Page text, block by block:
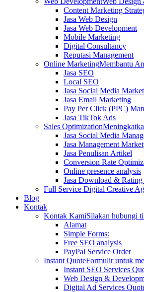
Content Marketing
Jasa Web Design
Jasa Web Development
Mobile Marketing
Digital Consultancy
Reputasi Management
Online MarketingMembantu
Jasa SEO
Local SEO
Jasa Social Media
Jasa Email Marketing
Pay Per Click (PPC)
Jasa TikTok Ads
Sales Optimization
Jasa Social Media
Jasa Management
Jasa Penulisan Artikel
Conversion Rate
Online presence analysis
Jasa Download &
Full Service Digital Creative
Blog
Kontak
Kontak KamiSilakan hubungi
Alamat
Simple Forms:
Free SEO analysis
PayPal Service Order
Instant QuoteFormulir untuk
Instant SEO Services
Web Design &
Digital Ad Services